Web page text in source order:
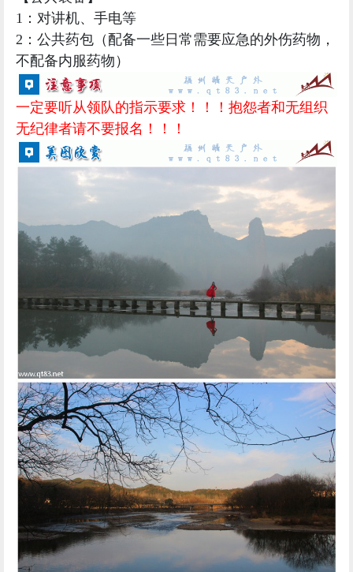
1：对讲机、手电等
2：公共药包（配备一些日常需要应急的外伤药物，
不配备内服药物）
一定要听从领队的指示要求！！！抱怨者和无组织
无纪律者请不要报名 ！！！